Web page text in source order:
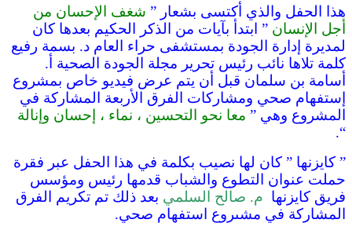
هذا الحفل والذي أكتسى بشعار ” شغف الإحسان من
أجل الإنسان ” ابتدأ بآيات من الذكر الحكيم بعدها كان
لمديرة إدارة الجودة بمستشفى حراء العام د. بسمة رفيع
كلمة تلاها نائب رئيس تحرير مجلة الجودة الصحية أ.
أسامة بن سلمان قبل أن يتم عرض فيديو خاص بمشروع
إستفهام صحي ومشاركات الفرق الأربعة المشاركة في
المشروع وهي ” معا نحو التحسين ، نماء ، إحسان وإنالة
“.
” كايزنها ” كان لها نصيب بكلمة في هذا الحفل عبر فقرة
حملت عنوان التطوع والشباب قدمها رئيس ومؤسس
فريق كايزنها م. صالح السلمي بعد ذلك تم تكريم الفرق
المشاركة في مشىروع استفهام صحي.